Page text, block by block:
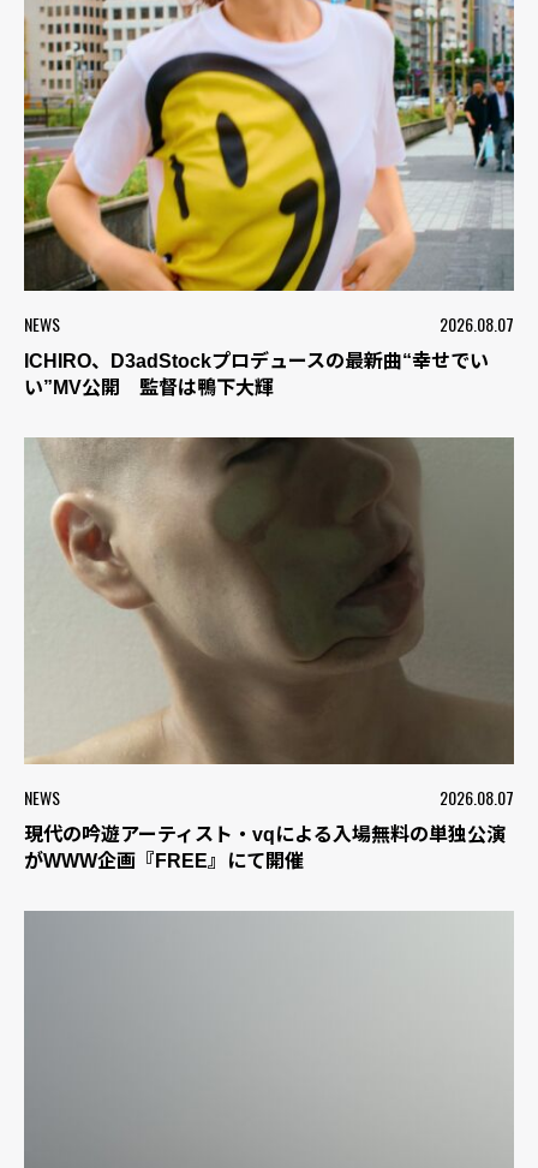
NEWS 2026.08.07
ICHIRO、D3adStockプロデュースの最新曲“幸せでい
い”MV公開 監督は鴨下大輝
NEWS 2026.08.07
現代の吟遊アーティスト・vqによる入場無料の単独公演
がWWW企画『FREE』にて開催